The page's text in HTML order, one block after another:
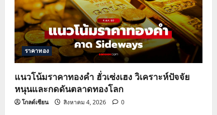
ราคาทอง
แนวโน้มราคาทองคำ ฮั่วเซ่งเฮง วิเคราะห์ปัจจัย
หนุนและกดดันตลาดทองโลก
โกลด์เซียน สิงหาคม 4, 2026 0